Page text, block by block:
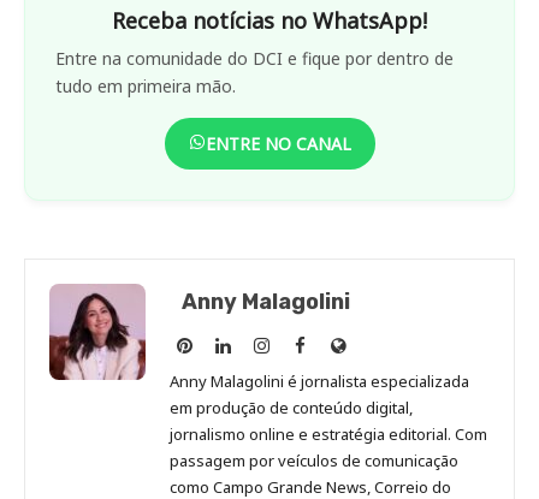
Receba notícias no WhatsApp!
Entre na comunidade do DCI e fique por dentro de
tudo em primeira mão.
ENTRE NO CANAL
Anny Malagolini
Anny
Malagolini
no
Pinterest
Anny
Malagolini
no
LinkedIn
Anny
Malagolini
no
Instagram
Anny
Malagolini
no
Facebook
Site
de
Anny
Malagolini
Anny Malagolini é jornalista especializada
em produção de conteúdo digital,
jornalismo online e estratégia editorial. Com
passagem por veículos de comunicação
como Campo Grande News, Correio do